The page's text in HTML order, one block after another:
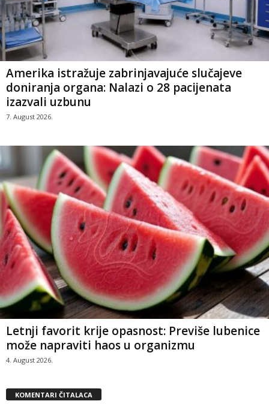
Amerika istražuje zabrinjavajuće slučajeve
doniranja organa: Nalazi o 28 pacijenata
izazvali uzbunu
7. August 2026.
Letnji favorit krije opasnost: Previše lubenice
može napraviti haos u organizmu
4. August 2026.
KOMENTARI ČITALACA